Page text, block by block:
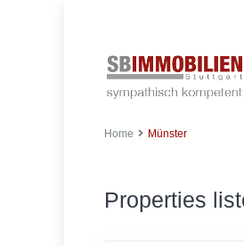
Home Münster
Properties